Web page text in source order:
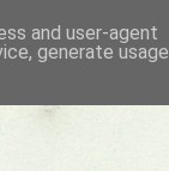
and user-agent
generate usage